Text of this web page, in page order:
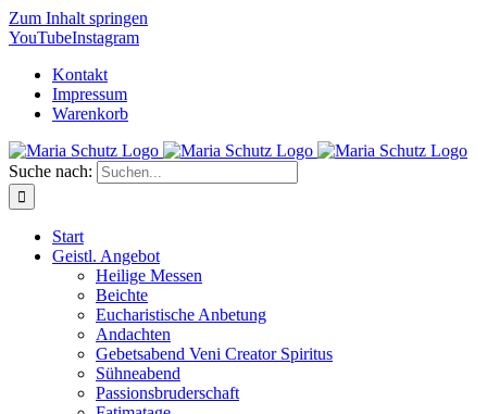
Zum Inhalt springen
YouTubeInstagram
Kontakt
Impressum
Warenkorb
Suche nach:
Start
Geistl. Angebot
Heilige Messen
Beichte
Eucharistische Anbetung
Andachten
Gebetsabend Veni Creator Spiritus
Sühneabend
Passionsbruderschaft